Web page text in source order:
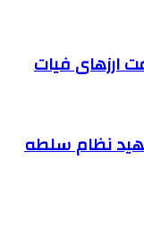
ارزهای فیات
نظام سلطه